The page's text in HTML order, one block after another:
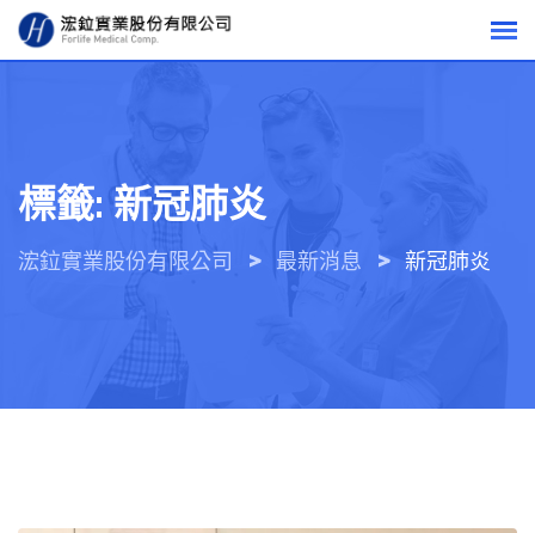
Skip
標籤: 新冠肺炎
浤鉝實業股份有限公司 > 最新消息 > 新冠肺炎